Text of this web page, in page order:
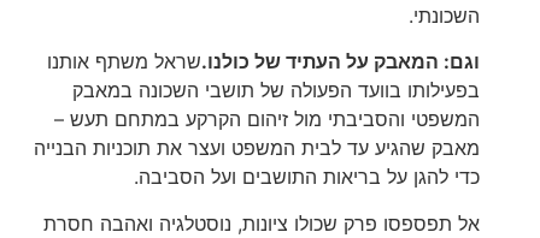
השכונתי.
וגם: המאבק על העתיד של כולנו.שראל משתף אותנו
בפעילותו בוועד הפעולה של תושבי השכונה במאבק
המשפטי והסביבתי מול זיהום הקרקע במתחם תעש –
מאבק שהגיע עד לבית המשפט ועצר את תוכניות הבנייה
כדי להגן על בריאות התושבים ועל הסביבה.
אל תפספסו פרק שכולו ציונות, נוסטלגיה ואהבה חסרת